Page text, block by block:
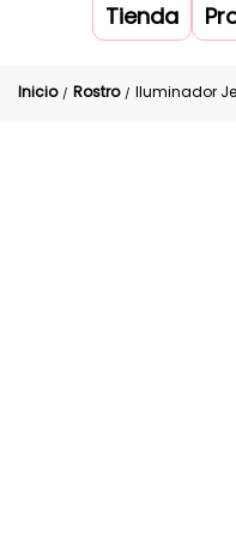
Tienda
Inicio / Rostro / Iluminador